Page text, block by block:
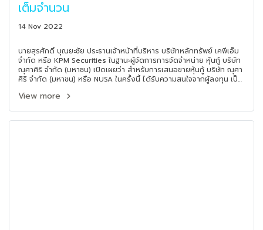
เต็มจำนวน
14 Nov 2022
นายสุรศักดิ์ บุณยะชัย ประธานเจ้าหน้าที่บริหาร บริษัทหลักทรัพย์ เคพีเอ็ม
จำกัด หรือ KPM Securities ในฐานะผู้จัดการการจัดจำหน่าย หุ้นกู้ บริษัท
ณุศาศิริ จำกัด (มหาชน) เปิดเผยว่า สำหรับการเสนอขายหุ้นกู้ บริษัท ณุศา
ศิริ จำกัด (มหาชน) หรือ NUSA ในครั้งนี้ ได้รับความสนใจจากผู้ลงทุน เป็น
ผลให้ยอดจองเกินเป้าที่ตั้งไว้ตั้งแต่เปิดเสนอขาย สะท้อนความเชื่อมั่นของ
View more